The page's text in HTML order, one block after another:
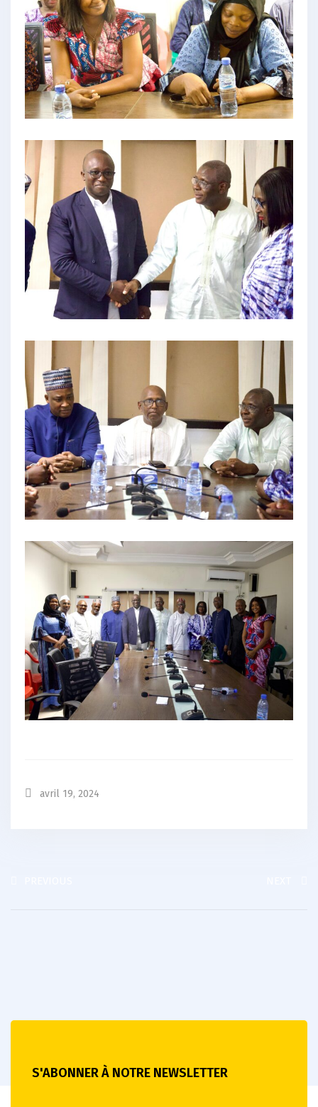
avril 19, 2024
S'ABONNER À NOTRE NEWSLETTER